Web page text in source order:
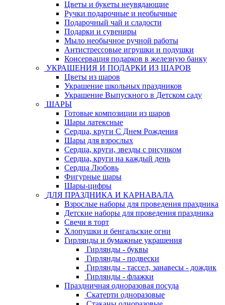
Цветы и букеты неувядающие
Ручки подарочные и необычные
Подарочный чай и сладости
Подарки и сувениры
Мыло необычное ручной работы
Антистрессовые игрушки и подушки
Консервация подарков в железную банку
УКРАШЕНИЯ И ПОДАРКИ ИЗ ШАРОВ
Цветы из шаров
Украшение школьных праздников
Украшение Выпускного в Детском саду
ШАРЫ
Готовые композиции из шаров
Шары латексные
Сердца, круги С Днем Рождения
Шары для взрослых
Сердца, круги, звезды с рисунком
Сердца, круги на каждый день
Сердца Любовь
Фигурные шары
Шары-цифры
ДЛЯ ПРАЗДНИКА И КАРНАВАЛА
Взрослые наборы для проведения праздника
Детские наборы для проведения праздника
Свечи в торт
Хлопушки и бенгальские огни
Гирлянды и бумажные украшения
Гирлянды - буквы
Гирлянды - подвески
Гирлянды - тассел, занавесы - дождик
Гирлянды - флажки
Праздничная одноразовая посуда
Скатерти одноразовые